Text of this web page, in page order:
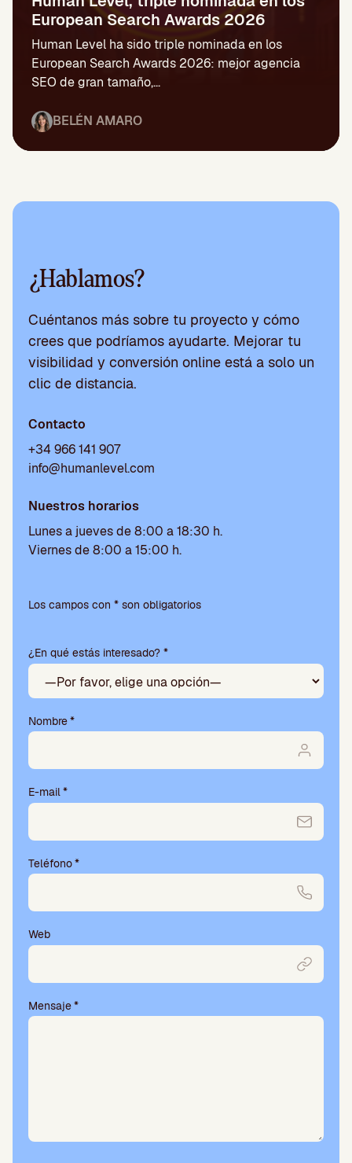
European Search Awards 2026
Human Level ha sido triple nominada en los
European Search Awards 2026: mejor agencia
SEO de gran tamaño,...
BELÉN AMARO
¿Hablamos?
Cuéntanos más sobre tu proyecto y cómo
crees que podríamos ayudarte. Mejorar tu
visibilidad y conversión online está a solo un
clic de distancia.
Contacto
+34 966 141 907
info@humanlevel.com
Nuestros horarios
Lunes a jueves de 8:00 a 18:30 h.
Viernes de 8:00 a 15:00 h.
favor,
campo
vacío.
Los campos con * son obligatorios
¿En qué estás interesado? *
Nombre*
E-mail*
Teléfono*
Web
Mensaje*